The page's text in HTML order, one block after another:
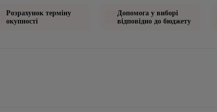
Розрахунок терміну
окупності
Допомога у виборі
відповідно до бюджету